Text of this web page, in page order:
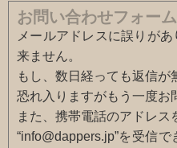
お問い合わせフォーム
メールアドレスに誤りが
来ません。
もし、数日経っても返信が
恐れ入りますがもう一度お
また、携帯電話のアドレス
“info@dappers.jp”を受信